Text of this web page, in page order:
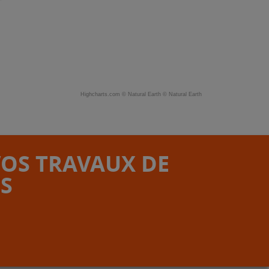
Highcharts.com © Natural Earth © Natural Earth
TRAVAUX DE